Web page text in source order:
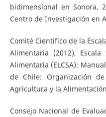
bidimensional en Sonora,
Centro de Investigación en
Comité Científico de la
Alimentaria (2012),
Alimentaria (ELCSA):
de Chile: Organización
Agricultura y la
Consejo Nacional de